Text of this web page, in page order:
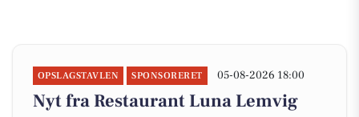
OPSLAGSTAVLEN SPONSORERET 05-08-2026 18:00
Nyt fra Restaurant Luna Lemvig